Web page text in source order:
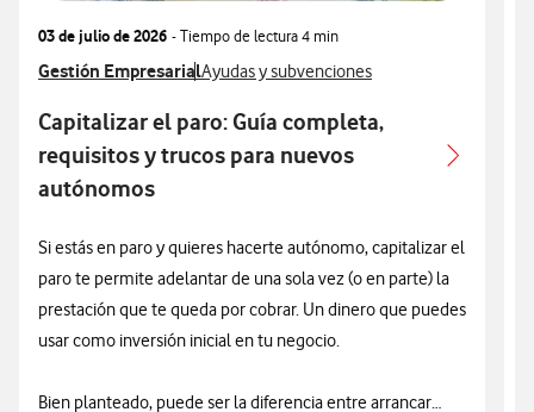
03 de julio de 2026 - Tiempo de lectura4 min
Ver más articulos relacionados con
Gestión EmpresarialVer más artículos con
Ayudas y subvenciones
Capitalizar el paro: Guía completa,
requisitos y trucos para nuevos
autónomos
Si estás en paro y quieres hacerte autónomo, capitalizar el
paro te permite adelantar de una sola vez (o en parte) la
prestación que te queda por cobrar. Un dinero que puedes
usar como inversión inicial en tu negocio.
Bien planteado, puede ser la diferencia entre arrancar